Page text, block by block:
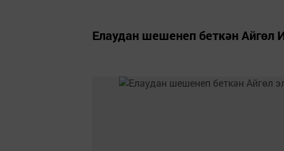
Елаудан шешенеп беткән Айгөл